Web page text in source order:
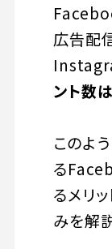
広告配
ント数
このよ
る
るメリ
みを解